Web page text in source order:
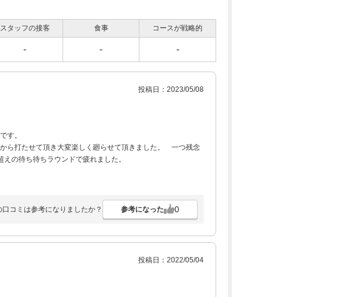
スタッフの接客 食事 コースが戦略的
- - -
投稿日：2023/05/08
す。
ら打たせて頂き大変楽しく廻らせて頂きました。 一つ残念
の待ち待ちラウンドで疲れました。
口コミは参考になりましたか？ 参考になった 0
投稿日：2022/05/04